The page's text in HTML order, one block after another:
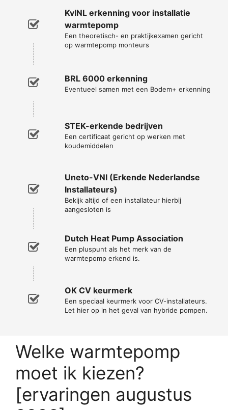
KvINL erkenning voor installatie
warmtepomp
Een theoretisch- en praktijkexamen gericht
op warmtepomp monteurs
BRL 6000 erkenning
Eventueel samen met een Bodem+ erkenning
STEK-erkende bedrijven
Een certificaat gericht op werken met
koudemiddelen
Uneto-VNI (Erkende Nederlandse
Installateurs)
Bekijk altijd of een installateur hierbij
aangesloten is
Dutch Heat Pump Association
Een pluspunt als het merk van de
warmtepomp erkend is.
OK CV keurmerk
Een speciaal keurmerk voor CV-installateurs.
Let hier op in het geval van hybride pompen.
Welke warmtepomp
moet ik kiezen?
[ervaringen augustus